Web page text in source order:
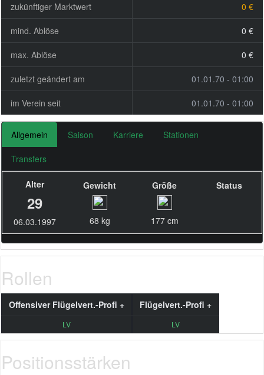
zukünftiger Marktwert 0 €
mind. Ablöse 0 €
max. Ablöse 0 €
zuletzt geändert am 01.01.70 - 01:00
im Verein seit 01.01.70 - 01:00
Allgemein Saison Karriere Stationen
Transfers
Alter
29
06.03.1997
Gewicht
68 kg
Größe
177 cm
Status
Rollen
Offensiver Flügelvert.-Profi +
LV
Flügelvert.-Profi +
LV
Positionsstärken